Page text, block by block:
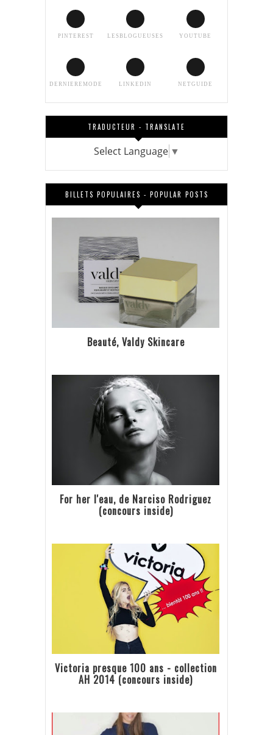
PINTEREST LESBLOGUEUSES YOUTUBE
DERNIEREMODE LINKEDIN NETGUIDE
TRADUCTEUR - TRANSLATE
Select Language ▼
BILLETS POPULAIRES - POPULAR POSTS
Beauté, Valdy Skincare
For her l'eau, de Narciso Rodriguez
(concours inside)
Victoria presque 100 ans - collection
AH 2014 (concours inside)